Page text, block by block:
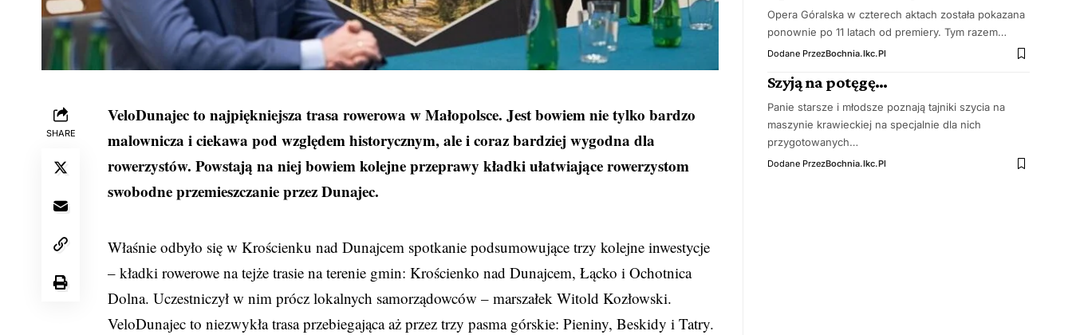
SHARE
VeloDunajec to najpiękniejsza trasa rowerowa w Małopolsce. Jest bowiem nie tylko bardzo
malownicza i ciekawa pod względem historycznym, ale i coraz bardziej wygodna dla
rowerzystów. Powstają na niej bowiem kolejne przeprawy kładki ułatwiające rowerzystom
swobodne przemieszczanie przez Dunajec.
Właśnie odbyło się w Krościenku nad Dunajcem spotkanie podsumowujące trzy kolejne inwestycje
– kładki rowerowe na tejże trasie na terenie gmin: Krościenko nad Dunajcem, Łącko i Ochotnica
Dolna. Uczestniczył w nim prócz lokalnych samorządowców – marszałek Witold Kozłowski.
VeloDunajec to niezwykła trasa przebiegająca aż przez trzy pasma górskie: Pieniny, Beskidy i Tatry.
Opera Góralska w czterech aktach została pokazana
ponownie po 11 latach od premiery. Tym razem…
Dodane PrzezBochnia.ikc.pl
Szyją na potęgę…
Panie starsze i młodsze poznają tajniki szycia na
maszynie krawieckiej na specjalnie dla nich
przygotowanych…
Dodane PrzezBochnia.ikc.pl